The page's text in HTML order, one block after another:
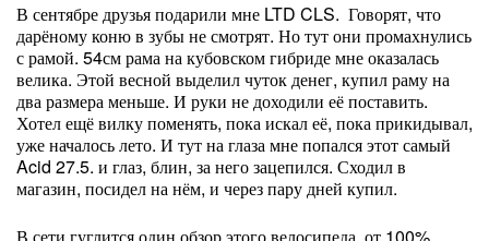
В сентябре друзья подарили мне LTD CLS. Говорят, что
дарёному коню в зубы не смотрят. Но тут они промахнулись
с рамой. 54см рама на кубовском гибриде мне оказалась
велика. Этой весной выделил чуток денег, купил раму на
два размера меньше. И руки не доходили её поставить.
Хотел ещё вилку поменять, пока искал её, пока прикидывал,
уже началось лето. И тут на глаза мне попался этот самый
Acid 27.5. и глаз, блин, за него зацепился. Сходил в
магазин, посидел на нём, и через пару дней купил.